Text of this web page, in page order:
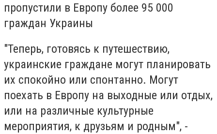
пропустили в Европу более 95 000
граждан Украины
"Теперь, готовясь к путешествию,
украинские граждане могут планировать
их спокойно или спонтанно. Могут
поехать в Европу на выходные или отдых,
или на различные культурные
мероприятия, к друзьям и родным", -